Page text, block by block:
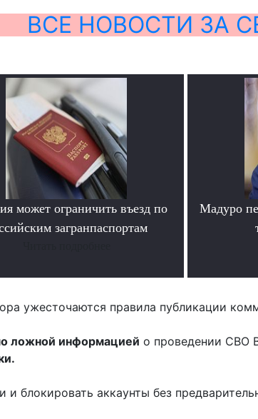
ВСЕ НОВОСТИ ЗА
может ограничить въезд по
загранпаспортам
Мадуро
ужесточаются правила публикации
ложной информацией о проведении СВО
блокировать аккаунты без